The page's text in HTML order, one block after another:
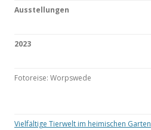
Ausstellungen
2023
Fotoreise: Worpswede
Vielfältige Tierwelt im heimischen Garten